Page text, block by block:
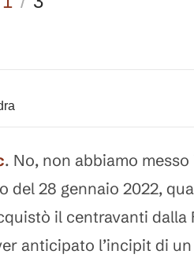
. No, non abbiamo
del 28 gennaio 2022,
il centravanti dalla
anticipato l’incipit di